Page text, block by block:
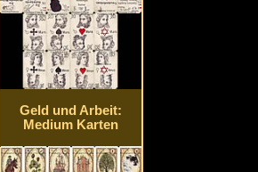
Geld und Arbeit:
Medium Karten